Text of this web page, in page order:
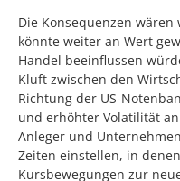
Die Konsequenzen
könnte weiter an Wert
Handel beeinflussen
Kluft zwischen den
Richtung der US-
und erhöhter Volatilität
Anleger und
Zeiten einstellen, in
Kursbewegungen zur